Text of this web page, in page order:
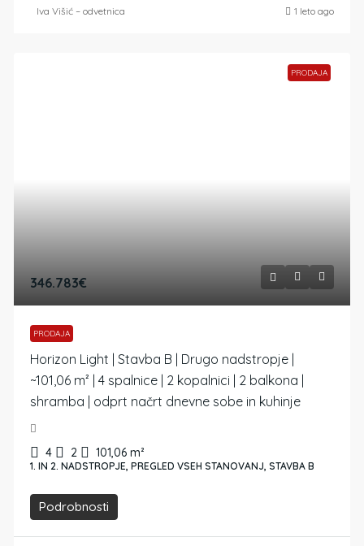
Iva Višić – odvetnica 1 leto ago
PRODAJA
346.783€
PRODAJA
Horizon Light | Stavba B | Drugo nadstropje |
~101,06 m² | 4 spalnice | 2 kopalnici | 2 balkona |
shramba | odprt načrt dnevne sobe in kuhinje
4 2 101,06 m²
1. IN 2. NADSTROPJE, PREGLED VSEH STANOVANJ, STAVBA B
Podrobnosti